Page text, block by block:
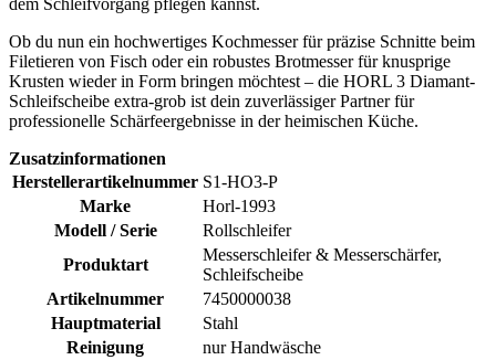
Ob du nun ein hochwertiges Kochmesser für präzise Schnitte beim
Filetieren von Fisch oder ein robustes Brotmesser für knusprige
Krusten wieder in Form bringen möchtest – die HORL 3 Diamant-
Schleifscheibe extra-grob ist dein zuverlässiger Partner für
professionelle Schärfeergebnisse in der heimischen Küche.
Zusatzinformationen
Herstellerartikelnummer S1-HO3-P
Marke
Horl-1993
Modell / Serie
Rollschleifer
Produktart
Messerschleifer & Messerschärfer,
Schleifscheibe
Artikelnummer
7450000038
Hauptmaterial
Stahl
Reinigung
nur Handwäsche